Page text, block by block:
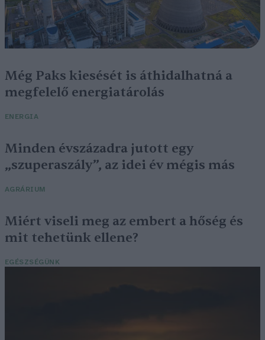
Még Paks kiesését is áthidalhatná a
megfelelő energiatárolás
ENERGIA
Minden évszázadra jutott egy
„szuperaszály”, az idei év mégis más
AGRÁRIUM
Miért viseli meg az embert a hőség és
mit tehetünk ellene?
EGÉSZSÉGÜNK